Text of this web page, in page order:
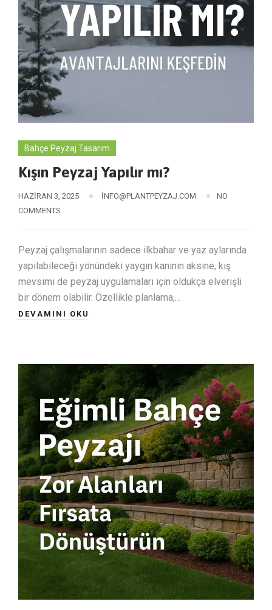
Bahçe Peyzaj Tasarım
Kışın Peyzaj Yapılır mı?
HAZIRAN 3, 2025 INFO@PLANTPEYZAJ.COM
NO
COMMENTS
Peyzaj çalışmalarının sadece ilkbahar ve yaz aylarında
yapılabileceği yönündeki yaygın kanının aksine, kış
mevsimi de peyzaj uygulamaları için oldukça elverişli
bir dönem olabilir. Özellikle planlama,…
DEVAMINI OKU